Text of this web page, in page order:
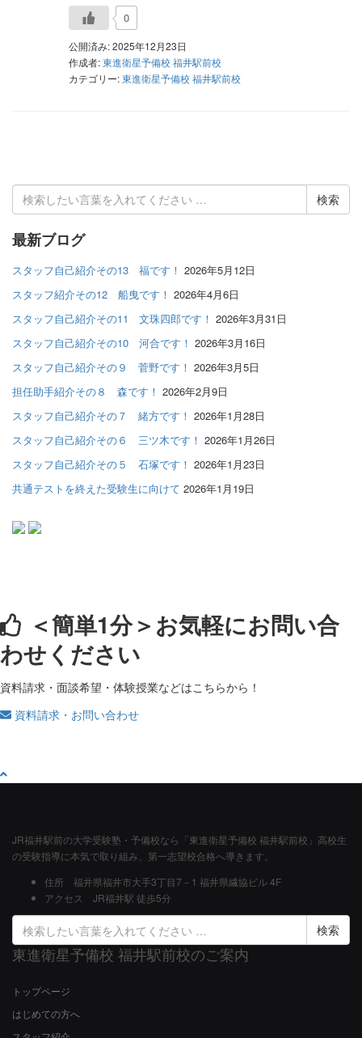
0
公開済み: 2025年12月23日
作成者:東進衛星予備校 福井駅前校
カテゴリー:東進衛星予備校 福井駅前校
検
索
果:
最新ブログ
スタッフ自己紹介その13 福です！ 2026年5月12日
スタッフ紹介その12 船曳です！ 2026年4月6日
スタッフ自己紹介その11 文珠四郎です！ 2026年3月31日
スタッフ自己紹介その10 河合です！ 2026年3月16日
スタッフ自己紹介その９ 菅野です！ 2026年3月5日
担任助手紹介その８ 森です！ 2026年2月9日
スタッフ自己紹介その７ 緒方です！ 2026年1月28日
スタッフ自己紹介その６ 三ツ木です！ 2026年1月26日
スタッフ自己紹介その５ 石塚です！ 2026年1月23日
共通テストを終えた受験生に向けて 2026年1月19日
＜簡単1分＞お気軽にお問い合
わせください
資料請求・面談希望・体験授業などはこちらから！
資料請求・お問い合わせ
JR福井駅前の大学受験塾・予備校なら「東進衛星予備校 福井駅前校」高校生
の受験指導に本気で取り組み、第一志望校合格へ導きます。
住所 福井県福井市大手3丁目7－1 福井県繊協ビル 4F
アクセス
JR福井駅 徒歩5分
検
結
東進衛星予備校 福井駅前校のご案内
トップページ
はじめての方へ